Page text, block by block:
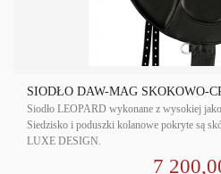
SIODŁO DAW-MAG SKOKOWO-
Siodło LEOPARD wykonane z wysokiej
Siedzisko i poduszki kolanowe pokryte są
LUXE DESIGN.
7